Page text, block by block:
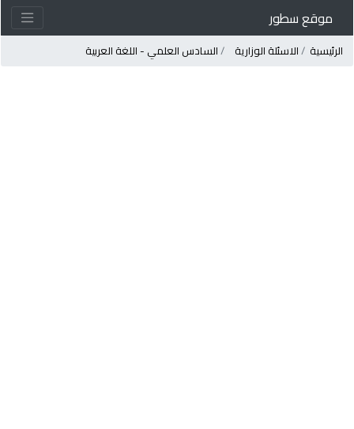
موقع سطور
الرئيسية الاسئلة الوزارية السادس العلمي - اللغة العربية